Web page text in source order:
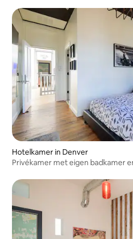
Hotelkamer in Denver
Privékamer met eigen badkamer